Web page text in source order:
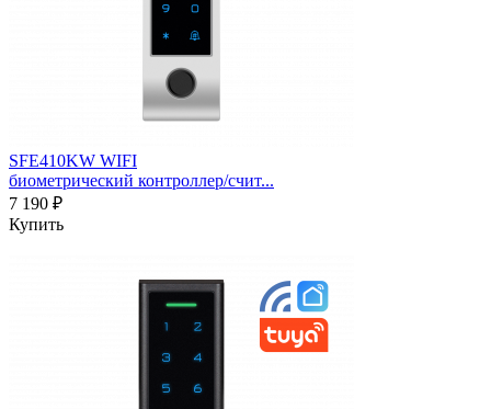
SFE410KW WIFI
биометрический контроллер/счит...
7 190 ₽
Купить